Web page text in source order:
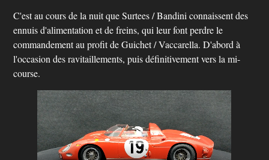
C'est au cours de la nuit que Surtees / Bandini connaissent des
ennuis d'alimentation et de freins, qui leur font perdre le
commandement au profit de Guichet / Vaccarella. D'abord à
l'occasion des ravitaillements, puis définitivement vers la mi-
course.